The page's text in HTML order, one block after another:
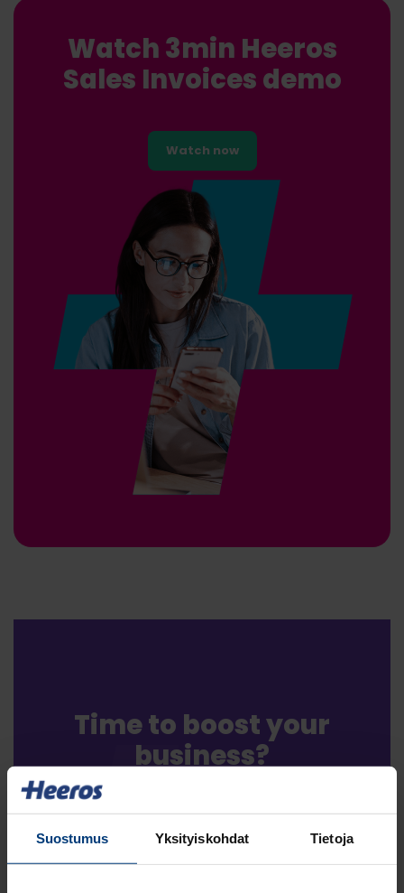
Suostumus Yksityiskohdat Tietoja
Watch 3min Heeros
Sales Invoices demo
Watch now
Time to boost your
business?
Let's start by going through your current
the most suitable solution for you. Book a
meeting with our sales or reach out to us by